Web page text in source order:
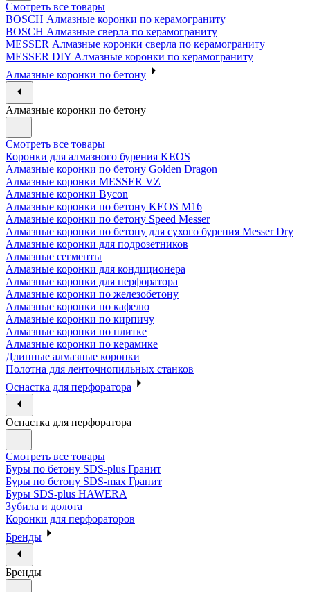
Смотреть все товары
BOSCH Алмазные коронки по керамограниту
BOSCH Алмазные сверла по керамограниту
MESSER Алмазные коронки сверла по керамограниту
MESSER DIY Алмазные коронки по керамограниту
Алмазные коронки по бетону
Алмазные коронки по бетону
Смотреть все товары
Коронки для алмазного бурения KEOS
Алмазные коронки по бетону Golden Dragon
Алмазные коронки MESSER VZ
Алмазные коронки Bycon
Алмазные коронки по бетону KEOS M16
Алмазные коронки по бетону Speed Messer
Алмазные коронки по бетону для сухого бурения Messer Dry
Алмазные коронки для подрозетников
Алмазные сегменты
Алмазные коронки для кондиционера
Алмазные коронки для перфоратора
Алмазные коронки по железобетону
Алмазные коронки по кафелю
Алмазные коронки по кирпичу
Алмазные коронки по плитке
Алмазные коронки по керамике
Длинные алмазные коронки
Полотна для ленточнопильных станков
Оснастка для перфоратора
Оснастка для перфоратора
Смотреть все товары
Буры по бетону SDS-plus Гранит
Буры по бетону SDS-max Гранит
Буры SDS-plus HAWERA
Зубила и долота
Коронки для перфораторов
Бренды
Бренды